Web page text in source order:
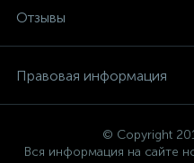
Отзывы
Правовая информация
© Copyright
Вся информация на сайте